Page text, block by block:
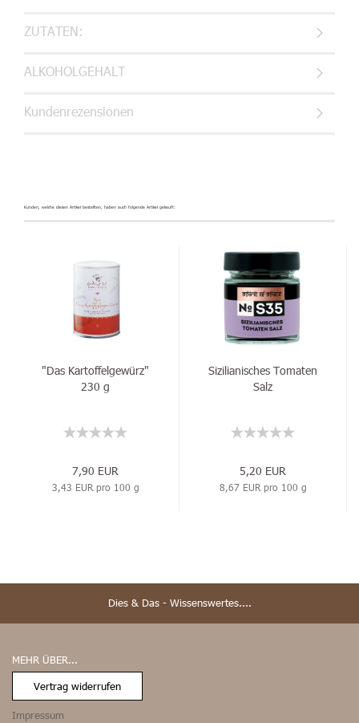
ZUTATEN:
ALKOHOLGEHALT
Kundenrezensionen
Kunden, welche diesen Artikel bestellten, haben auch folgende Artikel gekauft:
"Das Kartoffelgewürz"
230 g
7,90 EUR
3,43 EUR pro 100 g
Sizilianisches Tomaten
Salz
5,20 EUR
8,67 EUR pro 100 g
Dies & Das - Wissenswertes....
MEHR ÜBER...
Vertrag widerrufen
Impressum